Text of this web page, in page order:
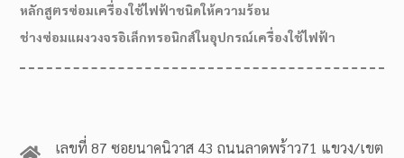
เลขที่ 87 ซอยนาคนิวาส 43 ถนนลาดพร้าว71 แขวง/เขต
หลักสูตรซ่อมเครื่องใช้ไฟฟ้าชนิดให้ความร้อน
ช่างซ่อมแผงวงจรอิเล็กทรอนิกส์ในอุปกรณ์เครื่องใช้ไฟฟ้า